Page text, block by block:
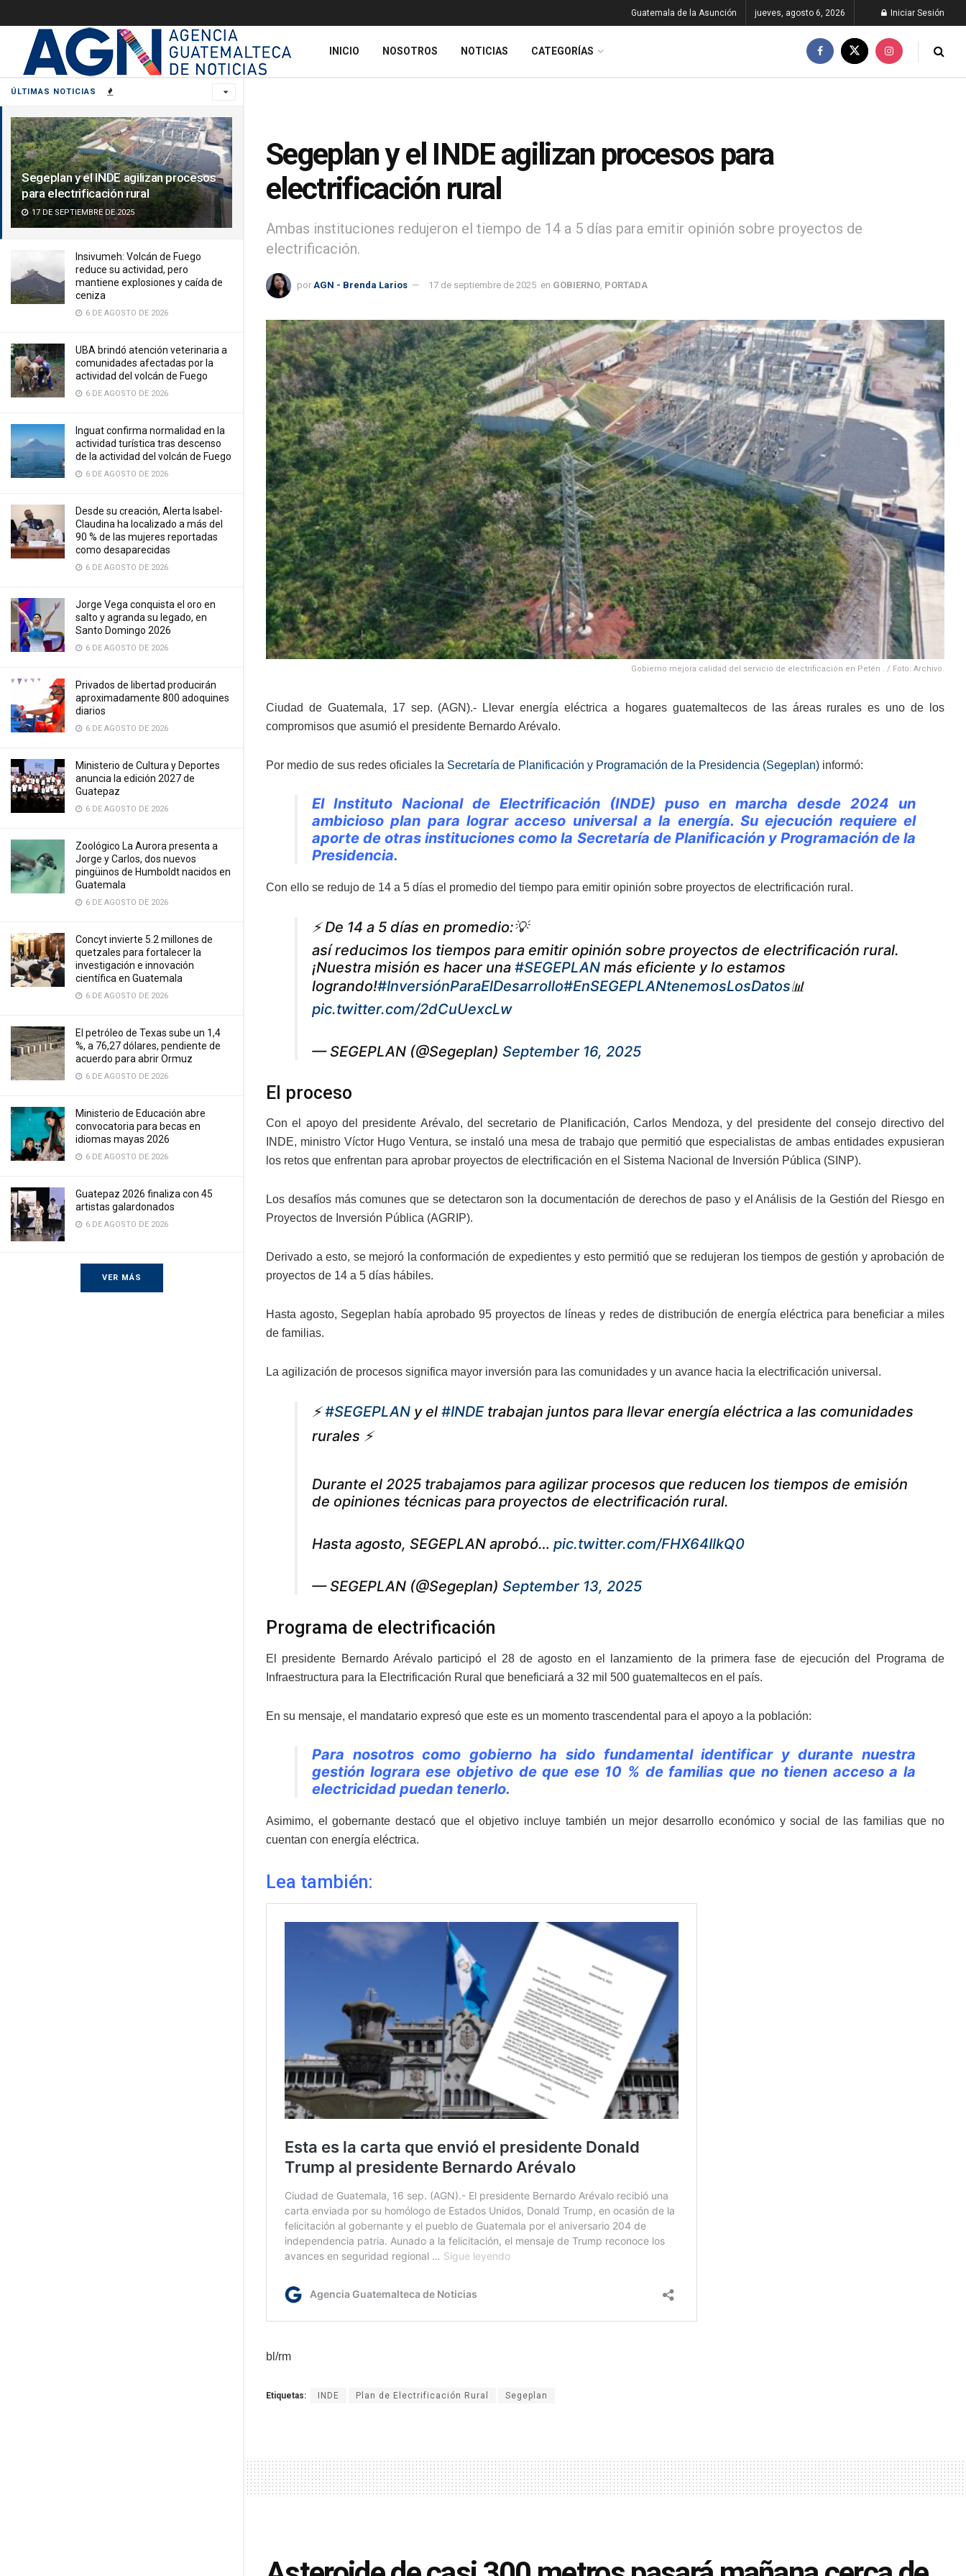
ÚLTIMAS NOTICIAS
Segeplan y el INDE agilizan procesos
para electrificación rural
17 DE SEPTIEMBRE DE 2025
Insivumeh: Volcán de Fuego
reduce su actividad, pero
mantiene explosiones y caída de
ceniza
6 DE AGOSTO DE 2026
UBA brindó atención veterinaria a
comunidades afectadas por la
actividad del volcán de Fuego
6 DE AGOSTO DE 2026
Inguat confirma normalidad en la
actividad turística tras descenso
de la actividad del volcán de Fuego
6 DE AGOSTO DE 2026
Desde su creación, Alerta Isabel-
Claudina ha localizado a más del
90 % de las mujeres reportadas
como desaparecidas
6 DE AGOSTO DE 2026
Jorge Vega conquista el oro en
salto y agranda su legado, en
Santo Domingo 2026
6 DE AGOSTO DE 2026
Privados de libertad producirán
aproximadamente 800 adoquines
diarios
6 DE AGOSTO DE 2026
Ministerio de Cultura y Deportes
anuncia la edición 2027 de
Guatepaz
6 DE AGOSTO DE 2026
Zoológico La Aurora presenta a
Jorge y Carlos, dos nuevos
pingüinos de Humboldt nacidos en
Guatemala
6 DE AGOSTO DE 2026
Concyt invierte 5.2 millones de
quetzales para fortalecer la
investigación e innovación
científica en Guatemala
6 DE AGOSTO DE 2026
El petróleo de Texas sube un 1,4
%, a 76,27 dólares, pendiente de
acuerdo para abrir Ormuz
6 DE AGOSTO DE 2026
Ministerio de Educación abre
convocatoria para becas en
idiomas mayas 2026
6 DE AGOSTO DE 2026
Guatepaz 2026 finaliza con 45
artistas galardonados
6 DE AGOSTO DE 2026
VER MÁS
Guatemala de la Asunción jueves, agosto 6, 2026 Iniciar Sesión
INICIO NOSOTROS NOTICIAS CATEGORÍAS
Segeplan y el INDE agilizan procesos para
electrificación rural
Ambas instituciones redujeron el tiempo de 14 a 5 días para emitir opinión sobre proyectos de
electrificación.
por AGN - Brenda Larios 17 de septiembre de 2025 en GOBIERNO PORTADA
Gobierno mejora calidad del servicio de electrificación en Petén . / Foto: Archivo.
Ciudad de Guatemala, 17 sep. (AGN).- Llevar energía eléctrica a hogares guatemaltecos de las áreas rurales es uno de los
compromisos que asumió el presidente Bernardo Arévalo.
Por medio de sus redes oficiales la Secretaría de Planificación y Programación de la Presidencia (Segeplan) informó:
El Instituto Nacional de Electrificación (INDE) puso en marcha desde 2024 un
ambicioso plan para lograr acceso universal a la energía. Su ejecución requiere el
aporte de otras instituciones como la Secretaría de Planificación y Programación de la
Presidencia.
Con ello se redujo de 14 a 5 días el promedio del tiempo para emitir opinión sobre proyectos de electrificación rural.
⚡ De 14 a 5 días en promedio:💡
así reducimos los tiempos para emitir opinión sobre proyectos de electrificación rural.
¡Nuestra misión es hacer una #SEGEPLAN más eficiente y lo estamos
logrando!#InversiónParaElDesarrollo#EnSEGEPLANtenemosLosDatos📊
pic.twitter.com/2dCuUexcLw
— SEGEPLAN (@Segeplan) September 16, 2025
El proceso
Con el apoyo del presidente Arévalo, del secretario de Planificación, Carlos Mendoza, y del presidente del consejo directivo del
INDE, ministro Víctor Hugo Ventura, se instaló una mesa de trabajo que permitió que especialistas de ambas entidades expusieran
los retos que enfrentan para aprobar proyectos de electrificación en el Sistema Nacional de Inversión Pública (SINP).
Los desafíos más comunes que se detectaron son la documentación de derechos de paso y el Análisis de la Gestión del Riesgo en
Proyectos de Inversión Pública (AGRIP).
Derivado a esto, se mejoró la conformación de expedientes y esto permitió que se redujeran los tiempos de gestión y aprobación de
proyectos de 14 a 5 días hábiles.
Hasta agosto, Segeplan había aprobado 95 proyectos de líneas y redes de distribución de energía eléctrica para beneficiar a miles
de familias.
La agilización de procesos significa mayor inversión para las comunidades y un avance hacia la electrificación universal.
⚡#SEGEPLAN y el #INDE trabajan juntos para llevar energía eléctrica a las comunidades
rurales ⚡
Durante el 2025 trabajamos para agilizar procesos que reducen los tiempos de emisión
de opiniones técnicas para proyectos de electrificación rural.
Hasta agosto, SEGEPLAN aprobó… pic.twitter.com/FHX64IlkQ0
— SEGEPLAN (@Segeplan) September 13, 2025
Programa de electrificación
El presidente Bernardo Arévalo participó el 28 de agosto en el lanzamiento de la primera fase de ejecución del Programa de
Infraestructura para la Electrificación Rural que beneficiará a 32 mil 500 guatemaltecos en el país.
En su mensaje, el mandatario expresó que este es un momento trascendental para el apoyo a la población:
Para nosotros como gobierno ha sido fundamental identificar y durante nuestra
gestión lograra ese objetivo de que ese 10 % de familias que no tienen acceso a la
electricidad puedan tenerlo.
Asimimo, el gobernante destacó que el objetivo incluye también un mejor desarrollo económico y social de las familias que no
cuentan con energía eléctrica.
Lea también:
bl/rm
Etiquetas: INDE Plan de Electrificación Rural Segeplan